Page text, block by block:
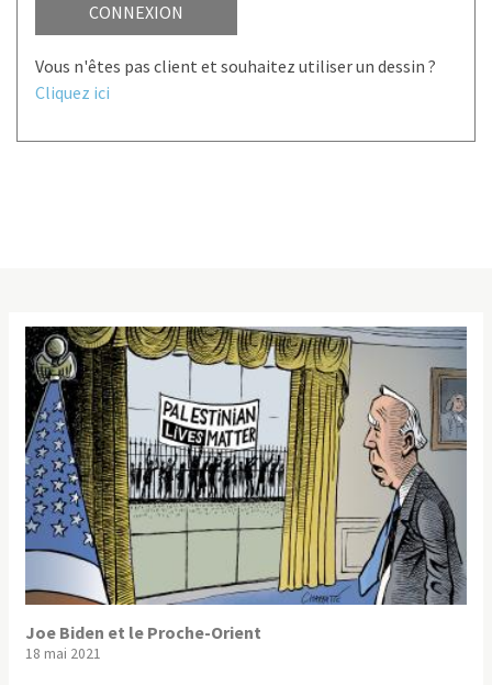
CONNEXION
Vous n'êtes pas client et souhaitez utiliser un dessin ?
Cliquez ici
Joe Biden et le Proche-Orient
18 mai 2021